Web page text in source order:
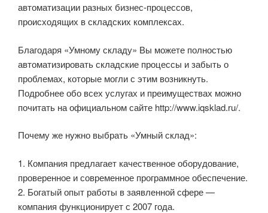
автоматизации разных бизнес-процессов,
происходящих в складских комплексах.
Благодаря «Умному складу» Вы можете полностью
автоматизировать складские процессы и забыть о
проблемах, которые могли с этим возникнуть.
Подробнее обо всех услугах и преимуществах можно
почитать на официальном сайте http://www.iqsklad.ru/.
Почему же нужно выбрать «Умный склад»:
1. Компания предлагает качественное оборудование,
проверенное и современное программное обеспечение.
2. Богатый опыт работы в заявленной сфере —
компания функционирует с 2007 года.